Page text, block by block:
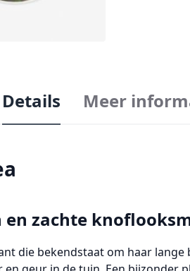
Details
zachte
die bekendstaat om haar
Meer